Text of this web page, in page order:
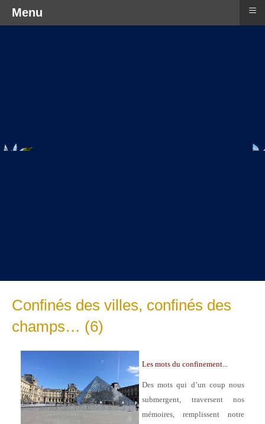
Confinés des villes, confinés des
champs… (6)
Les mots du confinement...
Des mots qui d’un coup nous
submergent, traversent nos
mémoires, remplissent notre
Menu ≡